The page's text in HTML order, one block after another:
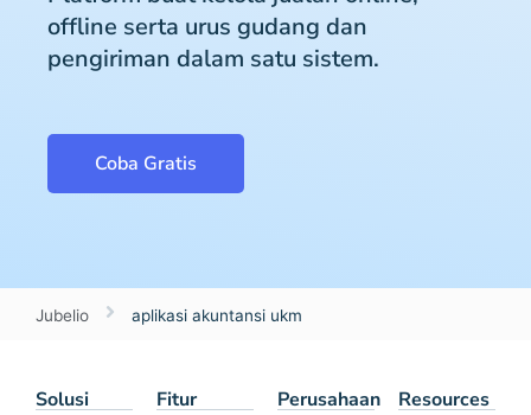
offline serta urus gudang dan
pengiriman dalam satu sistem.
Coba Gratis
Jubelio aplikasi akuntansi ukm
Solusi Fitur Perusahaan Resources